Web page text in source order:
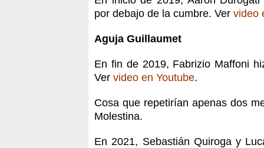
por debajo de la cumbre. Ver video
Aguja Guillaumet
En fin de 2019, Fabrizio Maffoni
Ver video en Youtube.
Cosa que repetirían apenas dos
Molestina.
En 2021, Sebastián Quiroga y